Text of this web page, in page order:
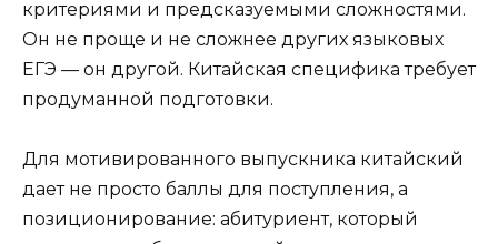
критериями и предсказуемыми сложностями.
Он не проще и не сложнее других языковых
ЕГЭ — он другой. Китайская специфика требует
продуманной подготовки.
Для мотивированного выпускника китайский
дает не просто баллы для поступления, а
позиционирование: абитуриент, который